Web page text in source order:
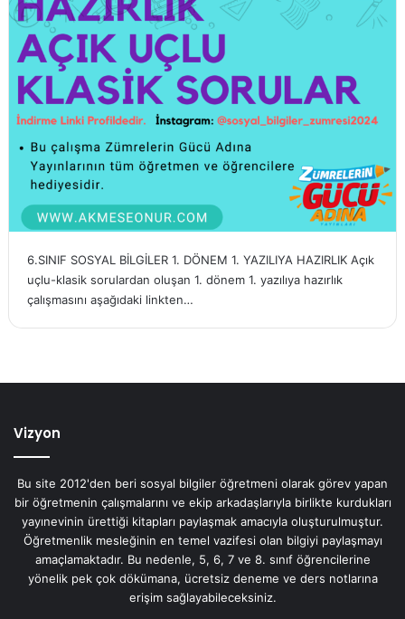
6.SINIF SOSYAL BİLGİLER 1. DÖNEM 1. YAZILIYA HAZIRLIK Açık
uçlu-klasik sorulardan oluşan 1. dönem 1. yazılıya hazırlık
çalışmasını aşağıdaki linkten…
Vizyon
Bu site 2012'den beri sosyal bilgiler öğretmeni olarak görev yapan
bir öğretmenin çalışmalarını ve ekip arkadaşlarıyla birlikte kurdukları
yayınevinin ürettiği kitapları paylaşmak amacıyla oluşturulmuştur.
Öğretmenlik mesleğinin en temel vazifesi olan bilgiyi paylaşmayı
amaçlamaktadır. Bu nedenle, 5, 6, 7 ve 8. sınıf öğrencilerine
yönelik pek çok dökümana, ücretsiz deneme ve ders notlarına
erişim sağlayabileceksiniz.